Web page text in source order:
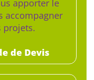
apporter le
accompagner
projets.
de Devis